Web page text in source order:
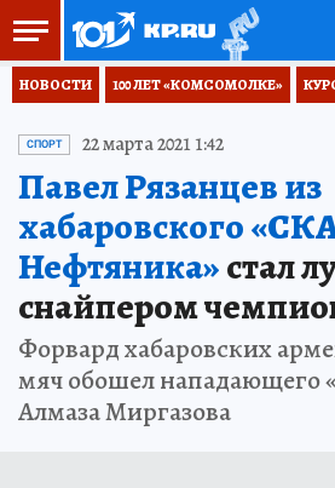
НОВОСТИ 100 ЛЕТ «КОМСОМОЛКЕ»
СПОРТ 22 марта 2021 1:42
Павел Рязанцев из
хабаровского
Нефтяника»стал
снайпером
Форвард хабаровских
мяч обошел нападающего
Алмаза Миргазова